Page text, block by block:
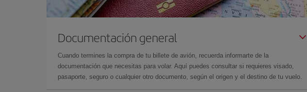
Documentación general
Cuando termines la compra de tu billete de avión, recuerda informarte de la
documentación que necesitas para volar. Aquí puedes consultar si requieres visado,
pasaporte, seguro o cualquier otro documento, según el origen y el destino de tu vuelo.